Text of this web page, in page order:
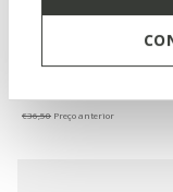
Sandálias para os
€36,50
€36,50 Preço anterior